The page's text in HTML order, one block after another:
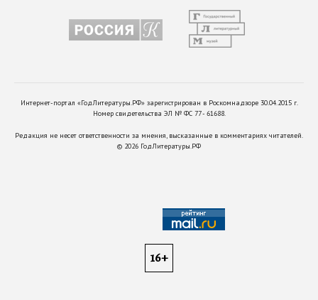
Интернет-портал «ГодЛитературы.РФ» зарегистрирован в Роскомнадзоре 30.04.2015 г.
Номер свидетельства ЭЛ № ФС 77 - 61688.
Редакция не несет ответственности за мнения, высказанные в комментариях читателей.
© 2026 ГодЛитературы.РФ
16+